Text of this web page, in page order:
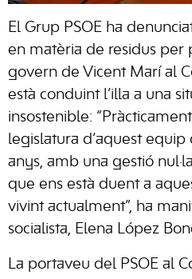
El Grup PSOE ha
en matèria de residus per
govern de Vicent Marí al
està conduint l’illa a una
insostenible:
legislatura d’aquest
anys, amb una gestió
que ens està duent a
vivint actualment”, ha
socialista, Elena López
La portaveu del PSOE al